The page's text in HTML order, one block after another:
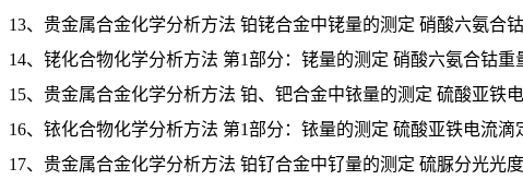
13、贵金属合金化学分析方法 铂铑合金中铑量的测定 硝酸六氨合
14、铑化合物化学分析方法 第1部分：铑量的测定 硝酸六氨合钴重
15、贵金属合金化学分析方法 铂、钯合金中铱量的测定 硫酸亚铁
16、铱化合物化学分析方法 第1部分：铱量的测定 硫酸亚铁电流滴
17、贵金属合金化学分析方法 铂钌合金中钌量的测定 硫脲分光光